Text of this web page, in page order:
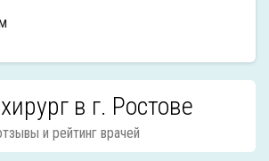
в г. Ростове
и рейтинг врачей